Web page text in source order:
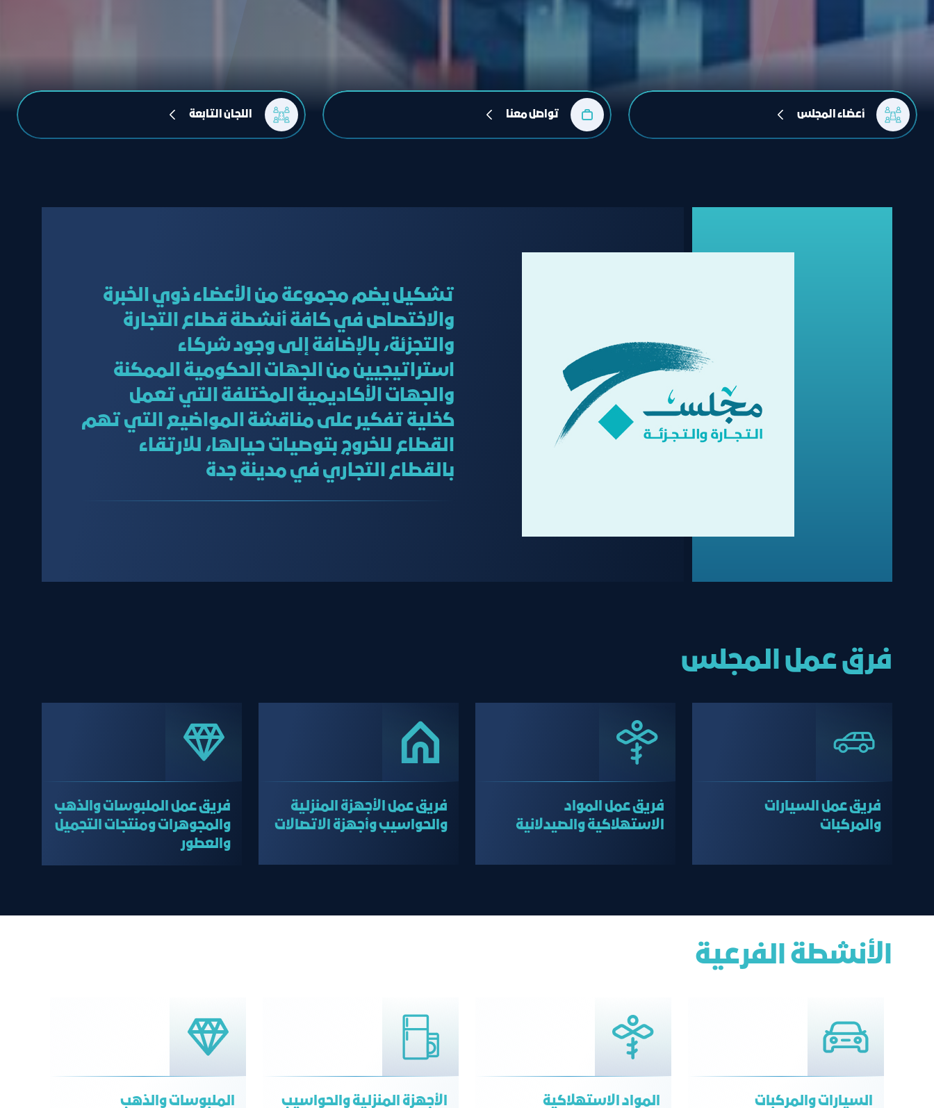
أعضاء المجلس تواصل معنا اللجان التابعة
تشكيل يضم مجموعة من الأعضاء ذوي الخبرة
والاختصاص في كافة أنشطة قطاع التجارة
والتجزئة، بالإضافة إلى وجود شركاء
استراتيجيين من الجهات الحكومية الممكنة
والجهات الأكاديمية المختلفة التي تعمل
كخلية تفكير على مناقشة المواضيع التي تهم
القطاع للخروج بتوصيات حيالها، للارتقاء
بالقطاع التجاري في مدينة جدة
فرق عمل المجلس
فريق عمل السيارات
والمركبات
فريق عمل المواد
الاستهلاكية والصيدلانية
فريق عمل الأجهزة المنزلية
والحواسيب وأجهزة الاتصالات
فريق عمل الملبوسات والذهب
والمجوهرات ومنتجات التجميل
والعطور
الأنشطة الفرعية
السيارات والمركبات المواد الاستهلاكية الأجهزة المنزلية والحواسيب الملبوسات والذهب